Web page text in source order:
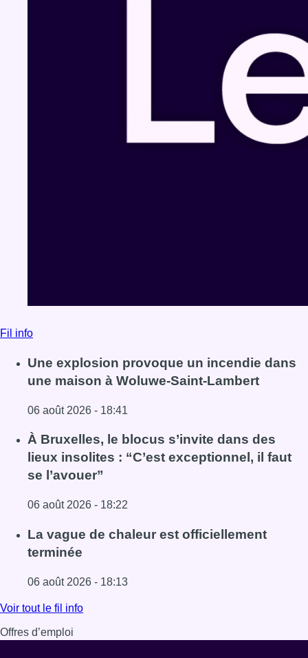
Fil info
Une explosion provoque un incendie dans
une maison à Woluwe-Saint-Lambert
06 août 2026 - 18:41
Lire l'article Une explosion provoque un incendie dans
À Bruxelles, le blocus s’invite dans des
lieux insolites : “C’est exceptionnel, il faut
se l’avouer”
06 août 2026 - 18:22
Lire l'article À Bruxelles, le blocus s’invite dans des lieux
La vague de chaleur est officiellement
terminée
06 août 2026 - 18:13
Lire l'article La vague de chaleur est officiellement
Voir tout le fil info
Offres d’emploi